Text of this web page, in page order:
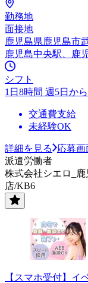
勤務地
面接地
鹿児島県鹿児島市
鹿児島中央駅、鹿
シフト
1日8時間 週5日か
交通費支給
未経験OK
詳細を見る
応募画
派遣労働者
株式会社シエロ_
店/KB6
【スマホ受付】